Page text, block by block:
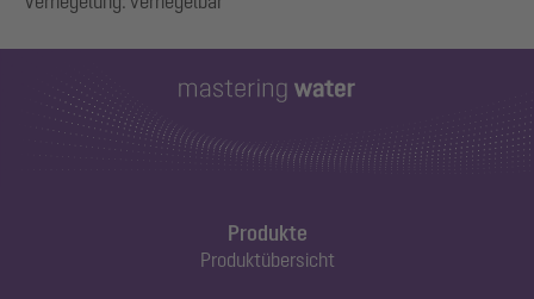
Produkte
Produktübersicht